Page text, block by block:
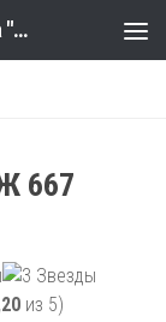
Онлайн проверка лотерейного билета "Столото" по номеру тиража
667
из 5)